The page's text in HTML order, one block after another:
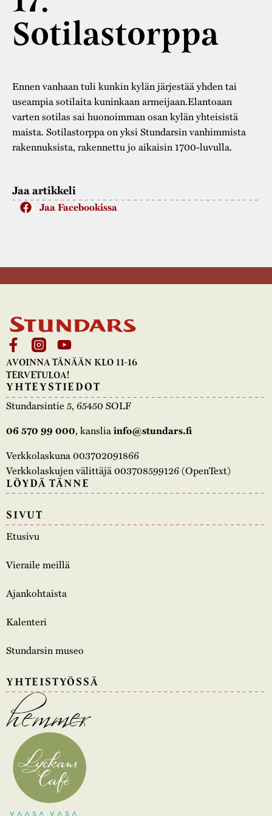
Saavutettavuus
Turvallisuus
Yhteystiedot
Rakennusperintö
Museopedagogiikka
Käsityö
Projektit
Markkinat
Vuoden Gunnar
Jaa artikkeli
Jaa Facebookissa
Sotilastorppa
Ennen vanhaan tuli kunkin kylän järjestää yhden tai
useampia sotilaita kuninkaan armeijaan.Elantoaan
varten sotilas sai huonoimman osan kylän yhteisistä
maista. Sotilastorppa on yksi Stundarsin vanhimmista
rakennuksista, rakennettu jo aikaisin 1700-luvulla.
AVOINNA TÄNÄÄN KLO 11-16
TERVETULOA!
YHTEYSTIEDOT
Stundarsintie 5, 65450 SOLF
06 570 99 000, kansliainfo@stundars.fi
Verkkolaskuna 003702091866
Verkkolaskujen välittäjä 003708599126 (OpenText)
LÖYDÄ TÄNNE
SIVUT
Etusivu
Vieraile meillä
Ajankohtaista
Kalenteri
Stundarsin museo
YHTEISTYÖSSÄ